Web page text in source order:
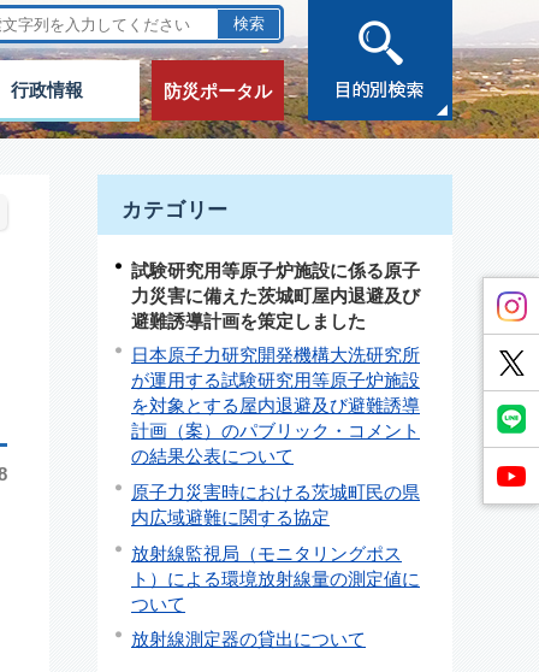
行政情報 防災ポータル
カテゴリー
試験研究用等原子炉施設に係る原子
力災害に備えた茨城町屋内退避及び
避難誘導計画を策定しました
日本原子力研究開発機構大洗研究所
が運用する試験研究用等原子炉施設
を対象とする屋内退避及び避難誘導
計画（案）のパブリック・コメント
の結果公表について
原子力災害時における茨城町民の県
内広域避難に関する協定
放射線監視局（モニタリングポス
ト）による環境放射線量の測定値に
ついて
放射線測定器の貸出について